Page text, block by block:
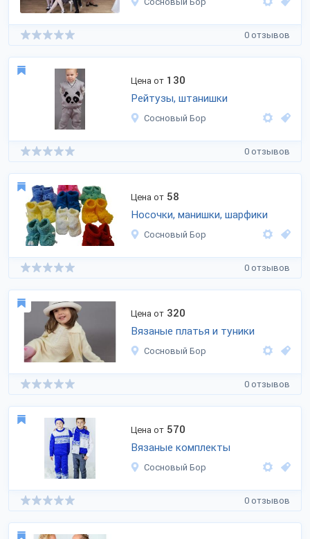
0 отзывов
Цена от 130
Рейтузы, штанишки
Сосновый Бор
0 отзывов
Цена от 58
Носочки, манишки, шарфики
Сосновый Бор
0 отзывов
Цена от 320
Вязаные платья и туники
Сосновый Бор
0 отзывов
Цена от 570
Вязаные комплекты
Сосновый Бор
0 отзывов